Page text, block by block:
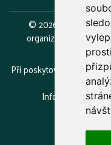
©2026
Lázeňské
organizace.
Při poskytování služeb
webu
Informace o